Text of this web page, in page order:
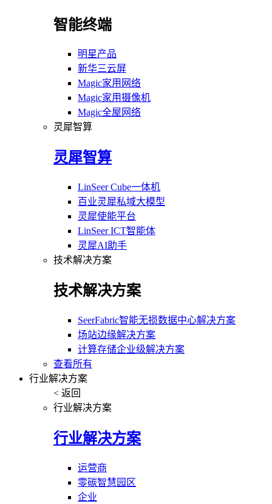
智能终端
明星产品
新华三云屏
Magic家用网络
Magic家用摄像机
Magic全屋网络
灵犀智算
灵犀智算
LinSeer Cube一体机
百业灵犀私域大模型
灵犀使能平台
LinSeer ICT智能体
灵犀AI助手
技术解决方案
技术解决方案
SeerFabric智能无损数据中心解决方案
场站边缘解决方案
计算存储企业级解决方案
查看所有
行业解决方案
< 返回
行业解决方案
行业解决方案
运营商
零碳智慧园区
企业